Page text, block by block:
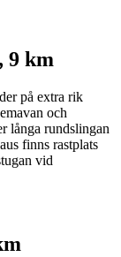
9 km
på extra rik
och
långa rundslingan
finns rastplats
vid